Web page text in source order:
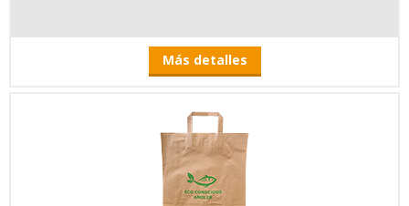
Más detalles